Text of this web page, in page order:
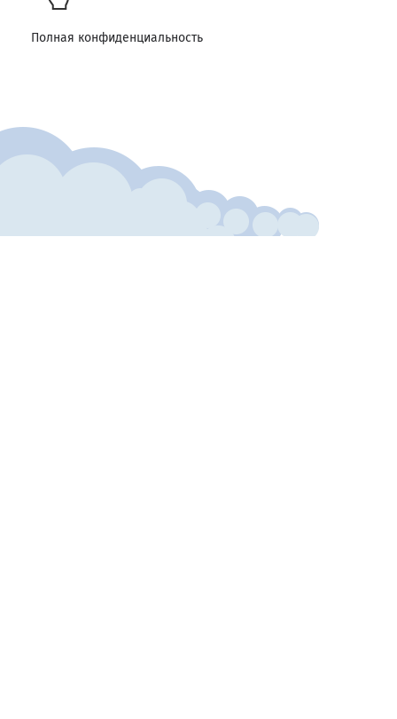
Полная конфиденциальность